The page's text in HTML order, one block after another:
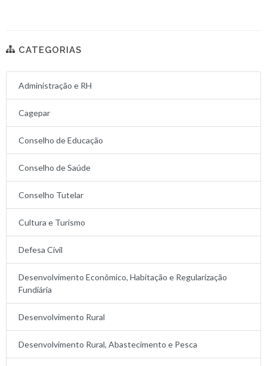
CATEGORIAS
Administração e RH
Cagepar
Conselho de Educação
Conselho de Saúde
Conselho Tutelar
Cultura e Turismo
Defesa Civil
Desenvolvimento Econômico, Habitação e Regularização
Fundiária
Desenvolvimento Rural
Desenvolvimento Rural, Abastecimento e Pesca